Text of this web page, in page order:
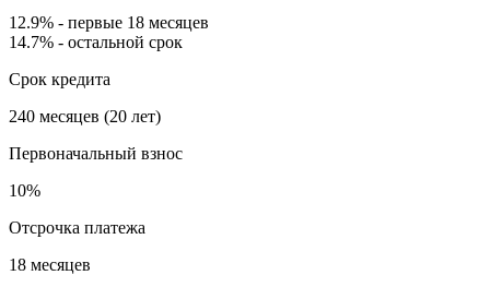
12.9% - первые 18 месяцев
14.7% - остальной срок
Срок кредита
240 месяцев (20 лет)
Первоначальный взнос
10%
Отсрочка платежа
18 месяцев